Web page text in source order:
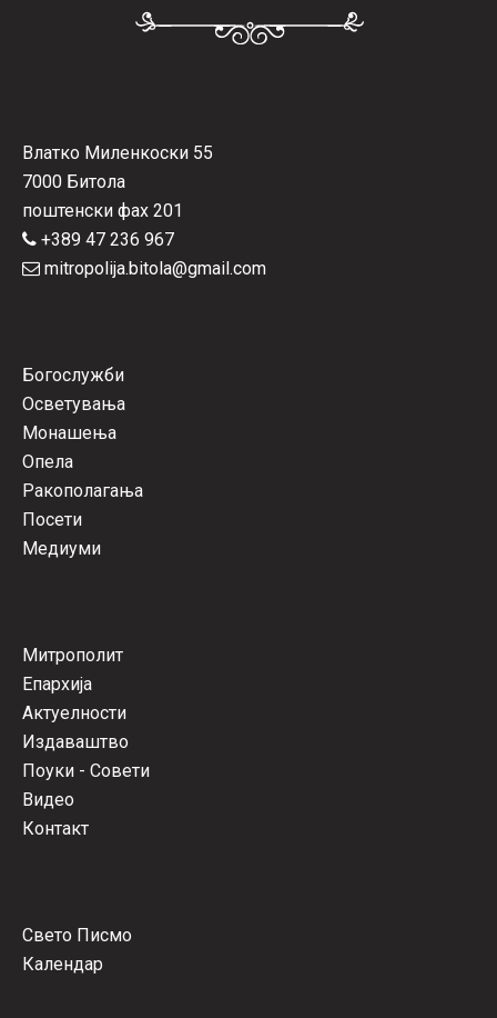
Влатко Миленкоски 55
7000 Битола
поштенски фах 201
+389 47 236 967
mitropolija.bitola@gmail.com
Богослужби
Осветувања
Монашења
Опела
Ракополагања
Посети
Медиуми
Митрополит
Епархија
Актуелности
Издаваштво
Поуки - Совети
Видео
Контакт
Свето Писмо
Календар